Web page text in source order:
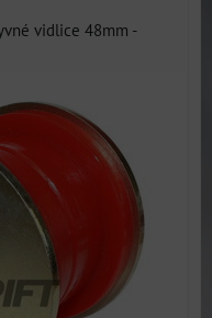
vidlice 48mm -